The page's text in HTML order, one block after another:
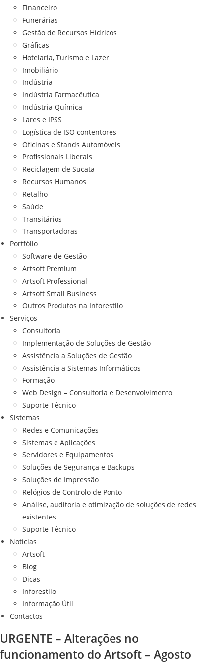
Financeiro
Funerárias
Gestão de Recursos Hídricos
Gráficas
Hotelaria, Turismo e Lazer
Imobiliário
Indústria
Indústria Farmacêutica
Indústria Química
Lares e IPSS
Logística de ISO contentores
Oficinas e Stands Automóveis
Profissionais Liberais
Reciclagem de Sucata
Recursos Humanos
Retalho
Saúde
Transitários
Transportadoras
Portfólio
Software de Gestão
Artsoft Premium
Artsoft Professional
Artsoft Small Business
Outros Produtos na Inforestilo
Serviços
Consultoria
Implementação de Soluções de Gestão
Assistência a Soluções de Gestão
Assistência a Sistemas Informáticos
Formação
Web Design – Consultoria e Desenvolvimento
Suporte Técnico
Sistemas
Redes e Comunicações
Sistemas e Aplicações
Servidores e Equipamentos
Soluções de Segurança e Backups
Soluções de Impressão
Relógios de Controlo de Ponto
Análise, auditoria e otimização de soluções de redes
existentes
Suporte Técnico
Notícias
Artsoft
Blog
Dicas
Inforestilo
Informação Útil
Contactos
URGENTE – Alterações no
funcionamento do Artsoft – Agosto